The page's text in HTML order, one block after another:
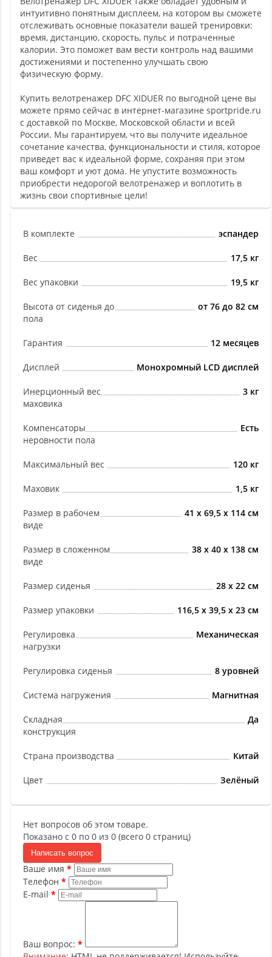
интуитивно понятным дисплеем, на котором вы сможете
отслеживать основные показатели вашей тренировки:
время, дистанцию, скорость, пульс и потраченные
калории. Это поможет вам вести контроль над вашими
достижениями и постепенно улучшать свою
физическую форму.
Купить велотренажер DFC XIDUER по выгодной цене вы
можете прямо сейчас в интернет-магазине sportpride.ru
с доставкой по Москве, Московской области и всей
России. Мы гарантируем, что вы получите идеальное
сочетание качества, функциональности и стиля, которое
приведет вас к идеальной форме, сохраняя при этом
ваш комфорт и уют дома. Не упустите возможность
приобрести недорогой велотренажер и воплотить в
жизнь свои спортивные цели!
В комплекте эспандер
Вес 17,5 кг
Вес упаковки 19,5 кг
Высота от сиденья до
пола
от 76 до 82 см
Гарантия 12 месяцев
Дисплей Монохромный LCD дисплей
Инерционный вес
маховика
3 кг
Компенсаторы
неровности пола
Есть
Максимальный вес 120 кг
Маховик 1,5 кг
Размер в рабочем
виде
41 х 69,5 х 114 см
Размер в сложенном
виде
38 x 40 x 138 см
Размер сиденья 28 х 22 см
Размер упаковки 116,5 х 39,5 х 23 см
Регулировка
нагрузки
Механическая
Регулировка сиденья 8 уровней
Система нагружения Магнитная
Складная
конструкция
Да
Страна производства Китай
Цвет Зелёный
Нет вопросов об этом товаре.
Показано с 0 по 0 из 0 (всего 0 страниц)
Написать вопрос
Ваше имя
Телефон
E-mail
Ваш вопрос: